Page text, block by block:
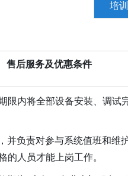
培
售后服务及优惠条件
限内将全部设备安装、调试
并负责对参与系统值班和维
的人员才能上岗工作。